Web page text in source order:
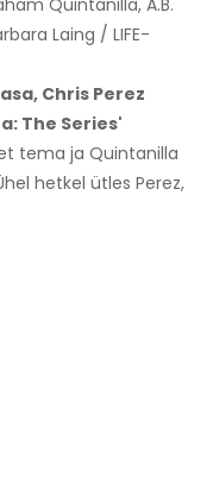
Quintanilla, A.B.
Laing / LIFE-
Chris Perez
The Series'
tema ja Quintanilla
hetkel ütles Perez,